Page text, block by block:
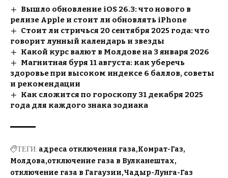
Вышло обновление iOS 26.3: что нового в
релизе Apple и стоит ли обновлять iPhone
Стоит ли стричься 20 сентября 2025 года: что
говорит лунный календарь и звезды
Какой курс валют в Молдове на 3 января 2026
Магнитная буря 11 августа: как уберечь
здоровье при высоком индексе 6 баллов, советы
и рекомендации
Как сложится по гороскопу 31 декабря 2025
года для каждого знака зодиака
ТЕГИ: адреса отключения газа Комрат-Газ
Молдова отключение газа в Вулканештах
отключение газа в Гагаузии Чадыр-Лунга-Газ